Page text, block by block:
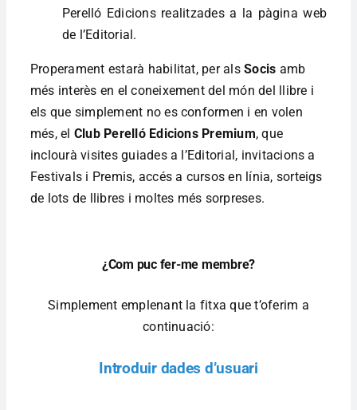
Perelló Edicions realitzades a la pàgina web
de l’Editorial.
Properament estarà habilitat, per alsSocis amb
més interès en el coneixement del món del llibre i
els que simplement no es conformen i en volen
més, el Club Perelló Edicions Premium, que
inclourà visites guiades a l’Editorial, invitacions a
Festivals i Premis, accés a cursos en línia, sorteigs
de lots de llibres i moltes més sorpreses.
¿Com puc fer-me membre?
Simplement emplenant la fitxa que t’oferim a
continuació:
Introduir dades d’usuari